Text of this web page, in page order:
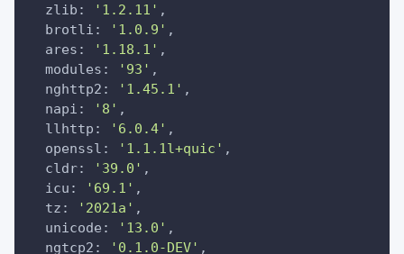
  zlib:
'1.2.11' ,
  brotli:
'1.0.9' ,
  ares:
'1.18.1' ,
  modules:
'93' ,
  nghttp2:
'1.45.1' ,
  napi:
'8' ,
  llhttp:
'6.0.4' ,
  openssl:
'1.1.1l+quic' ,
  cldr:
'39.0' ,
  icu:
'69.1' ,
  tz:
'2021a' ,
  unicode:
'13.0' ,
  ngtcp2:
'0.1.0-DEV' ,